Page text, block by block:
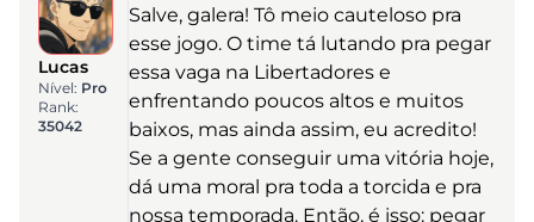
Lucas
Nível: Pro
Rank:
35042
Salve, galera! Tô meio cauteloso pra
esse jogo. O time tá lutando pra pegar
essa vaga na Libertadores e
enfrentando poucos altos e muitos
baixos, mas ainda assim, eu acredito!
Se a gente conseguir uma vitória hoje,
dá uma moral pra toda a torcida e pra
nossa temporada. Então, é isso: pegar